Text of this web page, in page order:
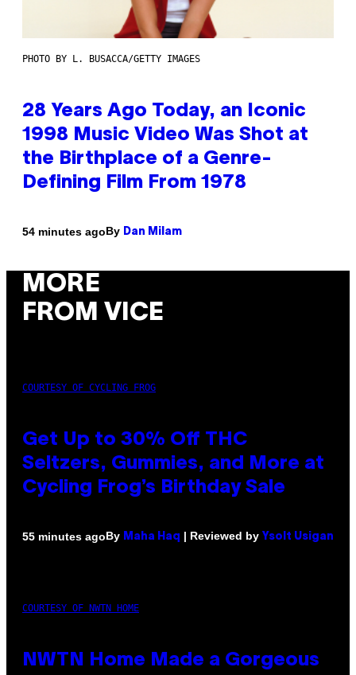
PHOTO BY L. BUSACCA/GETTY IMAGES
28 Years Ago Today, an Iconic
1998 Music Video Was Shot at
the Birthplace of a Genre-
Defining Film From 1978
54 minutes agoBy Dan Milam
MORE
FROM VICE
COURTESY OF CYCLING FROG
Get Up to 30% Off THC
Seltzers, Gummies, and More at
Cycling Frog’s Birthday Sale
55 minutes agoBy Maha Haq | Reviewed by Ysolt Usigan
COURTESY OF NWTN HOME
NWTN Home Made a Gorgeous